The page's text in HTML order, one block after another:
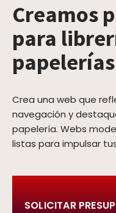
Creamos
para
Crea una web que
navegación y
papelería. Webs
listas para impulsar
SOLICITAR